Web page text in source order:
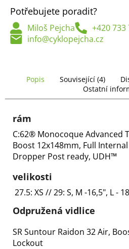
Potřebujete poradit?
Miloš Pejcha
+420 733
info@cyklopejcha.cz
Popis Související (4)
Ostatní
rám
C:62® Monocoque Advanced
Boost 12x148mm, Full
Dropper Post ready, UDH™
velikosti
27.5: XS // 29: S, M -16,5", L -
Odpružená vidlice
SR Suntour Raidon 32 Air,
Lockout
o
r
u
č
e